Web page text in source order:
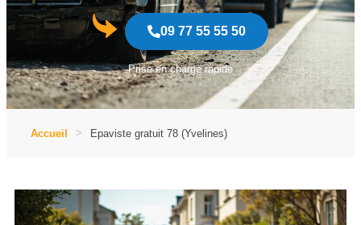
09 77 55 55 50
Prise en charge rapide
Accueil Epaviste gratuit 78 (Yvelines)